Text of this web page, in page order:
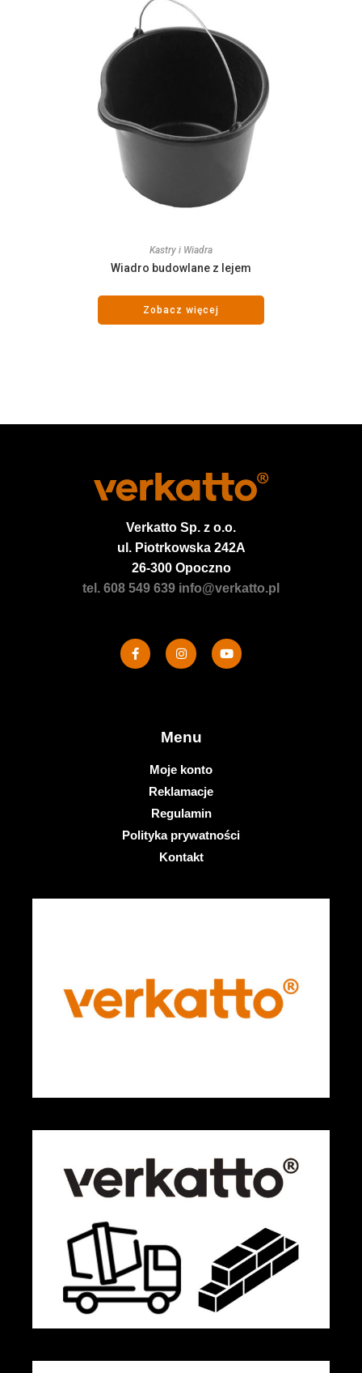
Kastry i Wiadra
Wiadro budowlane z lejem
Zobacz więcej
Verkatto Sp. z o.o.
ul. Piotrkowska 242A
26-300 Opoczno
tel. 608 549 639 info@verkatto.pl
Menu
Moje konto
Reklamacje
Regulamin
Polityka prywatności
Kontakt